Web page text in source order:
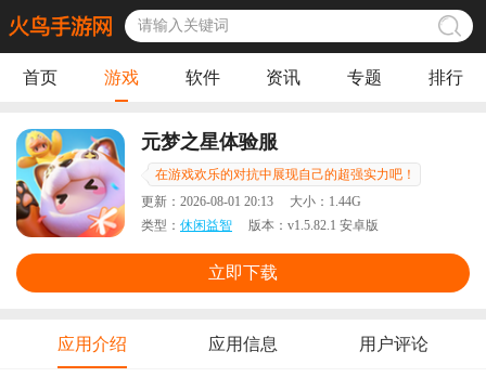
首页 游戏 软件 资讯 专题 排行
元梦之星体验服
在游戏欢乐的对抗中展现自己的超强实力吧！
更新： 2026-08-01 20:13 大小： 1.44G
类型： 休闲益智 版本： v1.5.82.1 安卓版
立即下载
应用介绍 应用信息 用户评论